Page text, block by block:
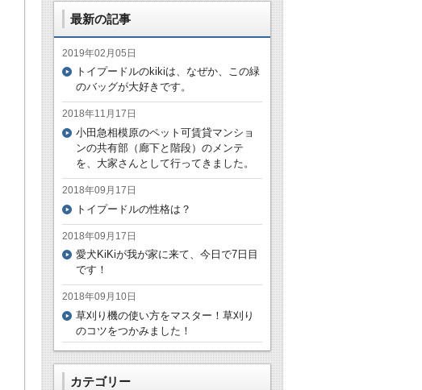
最新の記事
2019年02月05日
トイプードルのkikiは、なぜか、この緑
のバッグが大好きです。
2018年11月17日
小田急相模原のペット可賃貸マンショ
ンの共有部（廊下と階段）のメンテ
を、大家さんとして行ってきました。
2018年09月17日
トイプードルの性格は？
2018年09月17日
愛犬KiKiが我が家に来て、今日で7日目
です！
2018年09月10日
草刈り機の使い方をマスター！草刈り
のコツをつかみました！
カテゴリー